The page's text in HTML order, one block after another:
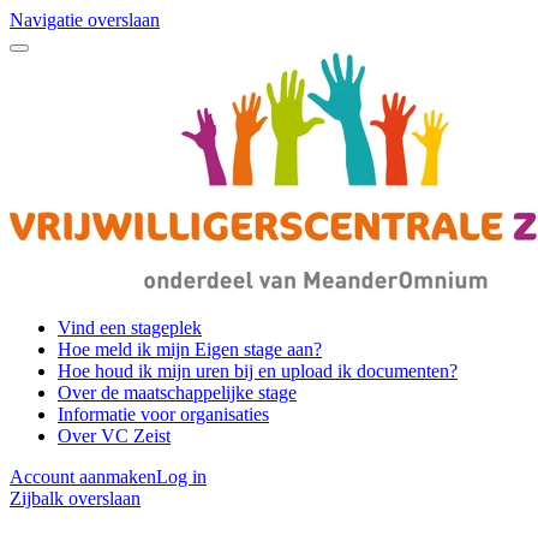
Navigatie overslaan
Vind een stageplek
Hoe meld ik mijn Eigen stage aan?
Hoe houd ik mijn uren bij en upload ik documenten?
Over de maatschappelijke stage
Informatie voor organisaties
Over VC Zeist
Account aanmakenLog in
Zijbalk overslaan